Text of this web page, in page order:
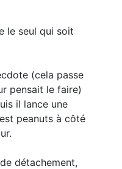
le seul qui soit
(cela passe
pensait le faire)
il lance une
peanuts à côté
détachement,